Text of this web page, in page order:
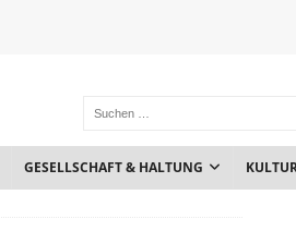
GESELLSCHAFT & HALTUNG